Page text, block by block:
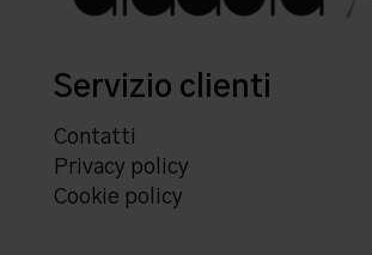
Servizio clienti
Contatti
Privacy policy
Cookie policy